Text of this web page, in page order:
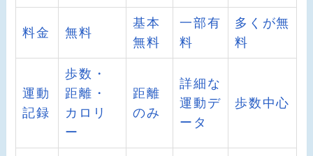
料金 無料
基本
無料
一部有
料
多くが無
料
運動
記録
歩数・
距離・
カロリ
ー
距離
のみ
詳細な
運動デ
ータ
歩数中心